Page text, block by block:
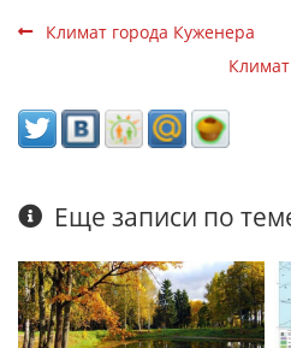
Климат города Куженера
Еще записи по